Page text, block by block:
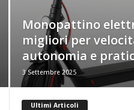
Monopattino
migliori per
autonomia e
3 Settembre 2025
Ultimi Articoli